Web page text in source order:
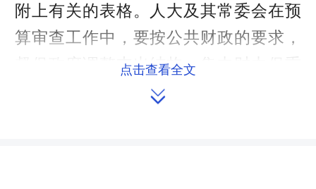
附上有关的表格。人大及其常委会在预
算审查工作中，要按公共财政的要求，
督促政府调整支出结构，集中财力保重
点、保工资、保运转，合理安排各项事
点击查看全文
